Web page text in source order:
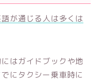
が通じる人は多くは
はガイドブックや地
にタクシー乗車時に